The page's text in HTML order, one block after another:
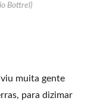
Bottrel)
muita gente
para dizimar